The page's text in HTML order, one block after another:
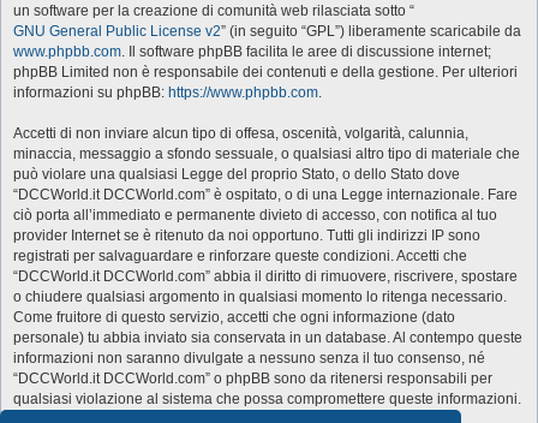
un software per la creazione di comunità web rilasciata sotto “
GNU General Public License v2” (in seguito “GPL”) liberamente scaricabile da
www.phpbb.com. Il software phpBB facilita le aree di discussione internet;
phpBB Limited non è responsabile dei contenuti e della gestione. Per ulteriori
informazioni su phpBB: https://www.phpbb.com.
Accetti di non inviare alcun tipo di offesa, oscenità, volgarità, calunnia,
minaccia, messaggio a sfondo sessuale, o qualsiasi altro tipo di materiale che
può violare una qualsiasi Legge del proprio Stato, o dello Stato dove
“DCCWorld.it DCCWorld.com” è ospitato, o di una Legge internazionale. Fare
ciò porta all’immediato e permanente divieto di accesso, con notifica al tuo
provider Internet se è ritenuto da noi opportuno. Tutti gli indirizzi IP sono
registrati per salvaguardare e rinforzare queste condizioni. Accetti che
“DCCWorld.it DCCWorld.com” abbia il diritto di rimuovere, riscrivere, spostare
o chiudere qualsiasi argomento in qualsiasi momento lo ritenga necessario.
Come fruitore di questo servizio, accetti che ogni informazione (dato
personale) tu abbia inviato sia conservata in un database. Al contempo queste
informazioni non saranno divulgate a nessuno senza il tuo consenso, né
“DCCWorld.it DCCWorld.com” o phpBB sono da ritenersi responsabili per
qualsiasi violazione al sistema che possa compromettere queste informazioni.